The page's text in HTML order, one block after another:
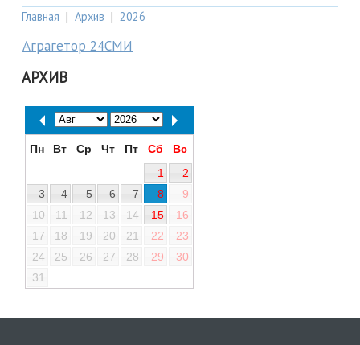
Главная | Архив | 2026
Аграгетор 24СМИ
АРХИВ
Пн Вт Ср Чт Пт Сб
Вс
1
2
3
4 5 6 7 8
9
10
11 12 13 14 15
16
17
18 19 20 21 22
23
24
25 26 27 28 29
30
31